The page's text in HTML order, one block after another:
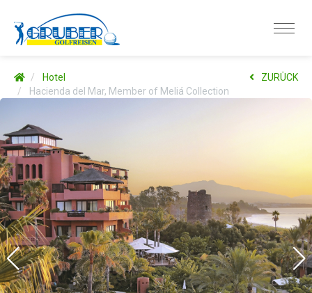
Hotel
Hacienda del Mar, Member of Meliá Collection
ZURÜCK